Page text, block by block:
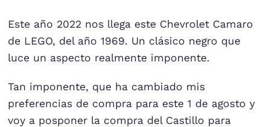
Este año 2022 nos llega este Chevrolet Camaro
de LEGO, del año 1969. Un clásico negro que
luce un aspecto realmente imponente.
Tan imponente, que ha cambiado mis
preferencias de compra para este 1 de agosto y
voy a posponer la compra del Castillo para